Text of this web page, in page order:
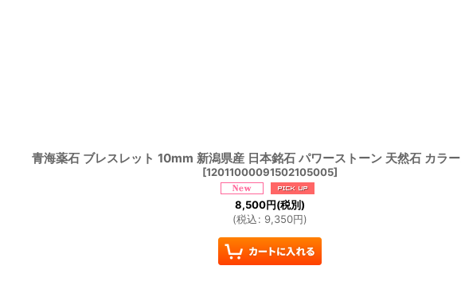
青海薬石 ブレスレット 10mm 新潟県産 日本銘石 パワーストーン 天然石 カラ
[12011000091502105005]
8,500円(税別)
(税込: 9,350円)